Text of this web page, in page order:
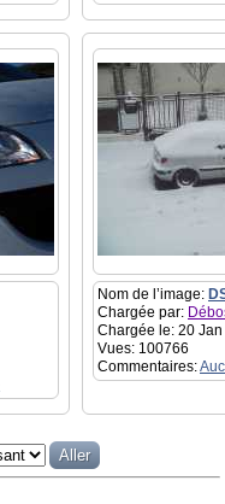
Nom de l’image:
Chargée par:
Chargée le: 20
Vues: 100766
Commentaires: